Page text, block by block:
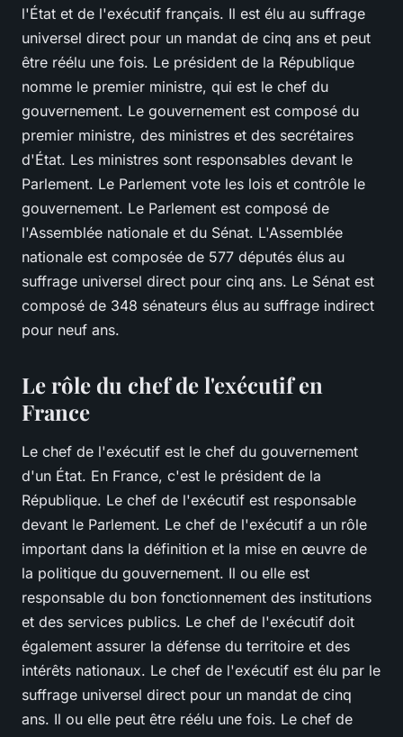
l'État et de l'exécutif français. Il est élu au suffrage
universel direct pour un mandat de cinq ans et peut
être réélu une fois. Le président de la République
nomme le premier ministre, qui est le chef du
gouvernement. Le gouvernement est composé du
premier ministre, des ministres et des secrétaires
d'État. Les ministres sont responsables devant le
Parlement. Le Parlement vote les lois et contrôle le
gouvernement. Le Parlement est composé de
l'Assemblée nationale et du Sénat. L'Assemblée
nationale est composée de 577 députés élus au
suffrage universel direct pour cinq ans. Le Sénat est
composé de 348 sénateurs élus au suffrage indirect
pour neuf ans.
Le rôle du chef de l'exécutif en
France
Le chef de l'exécutif est le chef du gouvernement
d'un État. En France, c'est le président de la
République. Le chef de l'exécutif est responsable
devant le Parlement. Le chef de l'exécutif a un rôle
important dans la définition et la mise en œuvre de
la politique du gouvernement. Il ou elle est
responsable du bon fonctionnement des institutions
et des services publics. Le chef de l'exécutif doit
également assurer la défense du territoire et des
intérêts nationaux. Le chef de l'exécutif est élu par le
suffrage universel direct pour un mandat de cinq
ans. Il ou elle peut être réélu une fois. Le chef de